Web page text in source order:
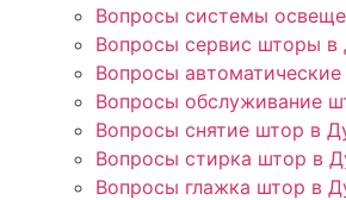
Вопросы системы
Вопросы сервис шторы в
Вопросы
Вопросы обслуживание
Вопросы снятие штор в
Вопросы стирка штор в
Вопросы глажка штор в